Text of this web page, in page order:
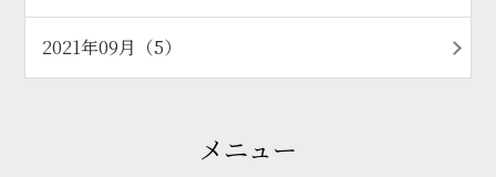
2021年09月（5）
メニュー